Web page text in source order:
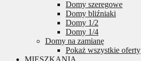
Domy szeregowe
Domy bliźniaki
Domy 1/2
Domy 1/4
Domy na zamianę
Pokaż wszystkie oferty
MIESZKANIA